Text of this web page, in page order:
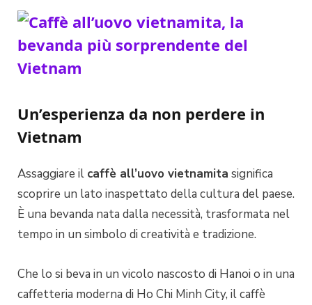
Un’esperienza da non perdere in
Vietnam
Assaggiare il caffè all’uovo vietnamita significa
scoprire un lato inaspettato della cultura del paese.
È una bevanda nata dalla necessità, trasformata nel
tempo in un simbolo di creatività e tradizione.
Che lo si beva in un vicolo nascosto di Hanoi o in una
caffetteria moderna di Ho Chi Minh City, il caffè